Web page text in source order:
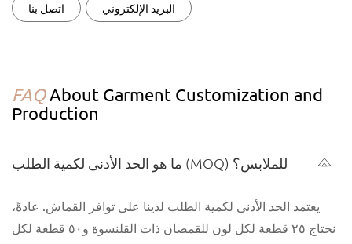
اتصل بنا البريد الإلكتروني
FAQAbout Garment Customization and
Production
ما هو الحد الأدنى لكمية الطلب (MOQ) للملابس؟
يعتمد الحد الأدنى لكمية الطلب لدينا على توافر القماش. عادةً،
نحتاج ٢٥ قطعة لكل لون للقمصان ذات القلنسوة و٥٠ قطعة لكل